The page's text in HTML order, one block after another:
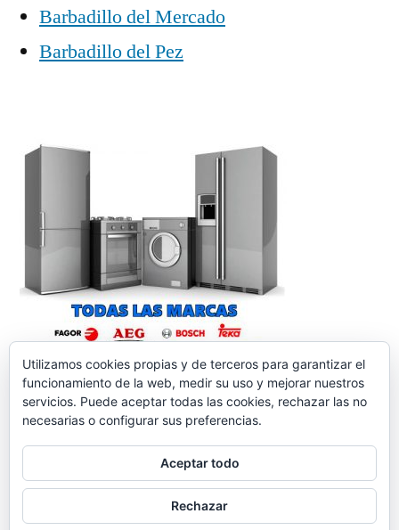
Barbadillo del Mercado
Barbadillo del Pez
reparacionelectrodomesticos.org,Funciona gracias a
Contacto Aviso legal
Utilizamos cookies propias y de terceros para garantizar el
funcionamiento de la web, medir su uso y mejorar nuestros
servicios. Puede aceptar todas las cookies, rechazar las no
necesarias o configurar sus preferencias.
Aceptar todo
Rechazar